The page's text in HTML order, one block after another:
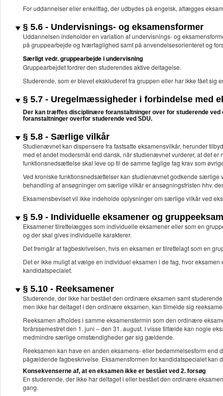
For uddannelser eller enkeltfag, der udbydes på engelsk, aflægges
§ 5.6 - Undervisnings- og eksamensformer
Uddannelsen indeholder en variation af undervisnings- og
på gruppearbejde og tværfaglighed samt på anvendelsesorienteret og
Særligt vedr. gruppearbejde i undervisning
Gruppearbejdet fordrer den studerendes aktive deltagelse.
Studerende, som er blevet ekskluderet fra gruppen eller har ikke fået
§ 5.7 - Uregelmæssigheder i forbindelse med
Der kan træffes disciplinære foranstaltninger over for studerende
foranstaltninger overfor studerende ved SDU.
§ 5.8 - Særlige vilkår
Studienævnet kan dispensere fra fastsatte eksamensvilkår, herunder
med et andet modersmål end dansk, når studienævnet vurderer, at det
funktionsnedsættelse skal leve op til de samme faglige fag krav som
Ved kroniske funktionsnedsættelser kan studienævnet godkende
behandling af ansøgninger om særlige vilkår er ansøgningsfristen hhv.
Eksamensbeviset vil ikke indeholde oplysninger om særlige vilkår ved
§ 5.9 - Individuelle eksamener og
Eksamener tilrettelægges som individuelle eksamener eller som en
og der skal gives individuelle karakterer.
Det fremgår af fagbeskrivelsen, hvis en eksamen er tilrettelagt som en
Det er ikke muligt at vælge en individuel eksamen i de fag, hvor
kandidatspecialet.
§ 5.10 - Reeksamener
Studerende, der ikke har bestået den ordinære eksamen samt
men ikke har deltaget i den ordinære eksamen, kan tilmelde sig
Reeksamen afholdes i samme eksamenstermin som den ordinære
forårssemestret den 1. juni – den 31. august. I visse tilfælde kan nogle
medmindre særlige omstændigheder gør sig gældende.
Reeksamen kan have en anden eksamens- eller bedømmelsesform
pågældende fagbeskrivelse. Eksamensformen for kandidatspecialet kan
Konsekvenserne af, at en eksamen ikke er bestået ved 2. forsøg
En studerende, der ikke har deltaget i eller bestået den ordinære
gang.